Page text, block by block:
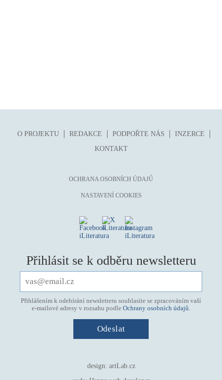
O PROJEKTU REDAKCE PODPOŘTE NÁS
INZERCE
KONTAKT
OCHRANA OSOBNÍCH ÚDAJŮ
NASTAVENÍ COOKIES
Přihlásit se k odběru newsletteru
Přihlášením k odebírání newsletteru souhlasíte se zpracováním vaší
e-mailové adresy v rozsahu podle Ochrany osobních údajů
design: artLab.cz